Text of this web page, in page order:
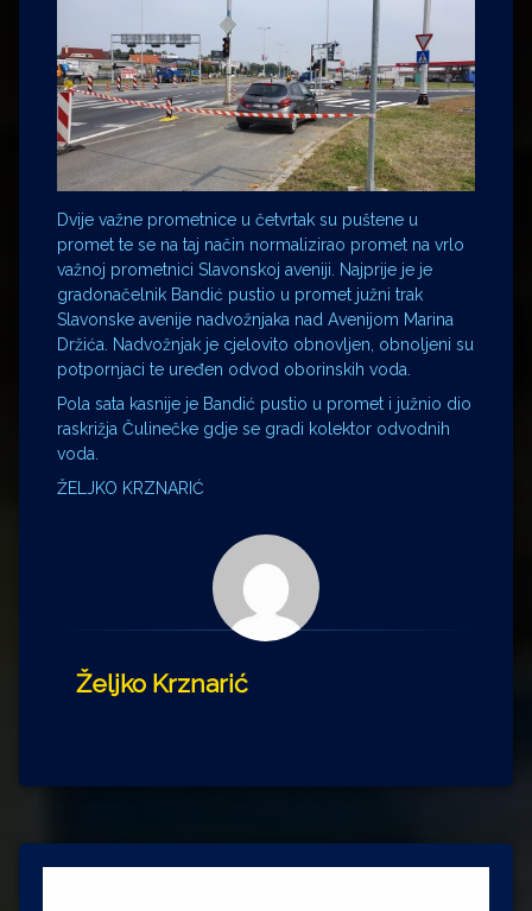
Dvije važne prometnice u četvrtak su puštene u
promet te se na taj način normalizirao promet na vrlo
važnoj prometnici Slavonskoj aveniji. Najprije je je
gradonačelnik Bandić pustio u promet južni trak
Slavonske avenije nadvožnjaka nad Avenijom Marina
Držića. Nadvožnjak je cjelovito obnovljen, obnoljeni su
potpornjaci te uređen odvod oborinskih voda.
Pola sata kasnije je Bandić pustio u promet i južnio dio
raskrižja Čulinečke gdje se gradi kolektor odvodnih
voda.
ŽELJKO KRZNARIĆ
Željko Krznarić